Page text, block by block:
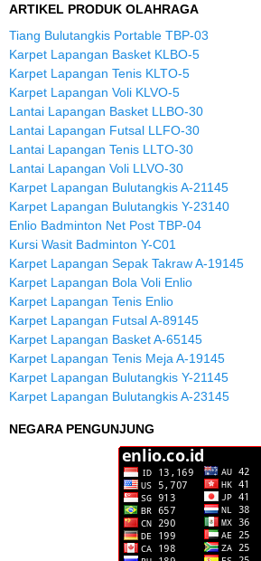
ARTIKEL PRODUK OLAHRAGA
Tiang Bulutangkis Portable TBP-03
Karpet Lapangan Basket KLBO-5
Karpet Lapangan Tenis KLTO-5
Karpet Lapangan Voli KLVO-5
Lantai Lapangan Basket LLBO-30
Lantai Lapangan Futsal LLFO-30
Lantai Lapangan Tenis LLTO-30
Lantai Lapangan Voli LLVO-30
Karpet Lapangan Bulutangkis A-21145
Karpet Lapangan Bulutangkis Y-23140
Enlio Badminton Net Post TBP-04
Kursi Wasit Badminton Y-C01
Karpet Lapangan Sepak Takraw A-19145
Karpet Lapangan Bola Voli Enlio
Karpet Lapangan Tenis Enlio
Karpet Lapangan Futsal A-89145
Karpet Lapangan Basket A-65145
Karpet Lapangan Tenis Meja A-19145
Karpet Lapangan Bulutangkis Y-21145
Karpet Lapangan Bulutangkis A-23145
NEGARA PENGUNJUNG